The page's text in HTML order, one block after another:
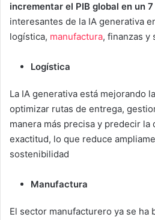
incrementar el PIB global en un 7
interesantes de la IA generativa
logística, manufactura, finanzas y
Logística
La IA generativa está mejorando
optimizar rutas de entrega,
manera más precisa y predecir la
exactitud, lo que reduce
sostenibilidad
Manufactura
El sector manufacturero ya se ha